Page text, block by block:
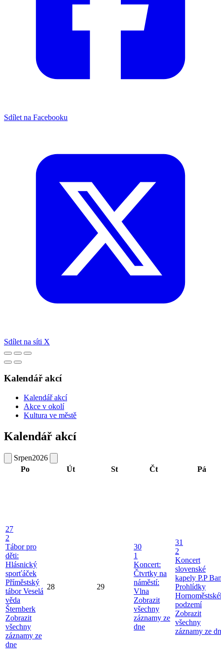
Sdílet na Facebooku
Sdílet na síti X
Kalendář akcí
Kalendář akcí
Akce v okolí
Kultura ve městě
Kalendář akcí
Srpen2026
Po
Út St Čt Pá
27
2
Tábor pro
děti:
Hlásnický
sporťáček
Příměstský
tábor Veselá
věda
Šternberk
Zobrazit
všechny
záznamy ze
dne
28 29
30
1
Koncert:
Čtvrtky na
náměstí:
Vlna
Zobrazit
všechny
záznamy ze
dne
31
2
Koncert
slovenské
kapely P.P
Prohlídky
podzemí
Zobrazit
všechny
záznamy ze